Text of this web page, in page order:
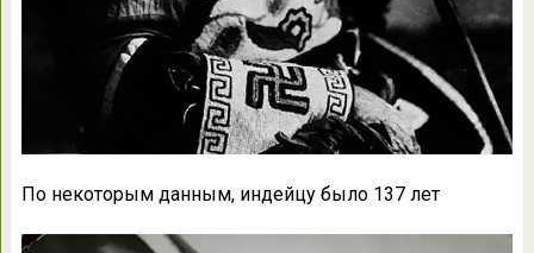
По некоторым данным, индейцу было 137 лет